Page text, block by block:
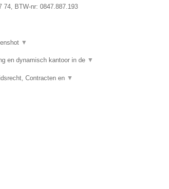
74, BTW-nr: 0847.887.193
▼
en dynamisch kantoor in de ▼
Contracten en ▼